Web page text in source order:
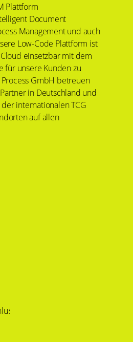
Plattform
Document
Management und auch
Low-Code Plattform ist
einsetzbar mit dem
für unsere Kunden zu
GmbH betreuen
in Deutschland und
internationalen TCG
auf allen